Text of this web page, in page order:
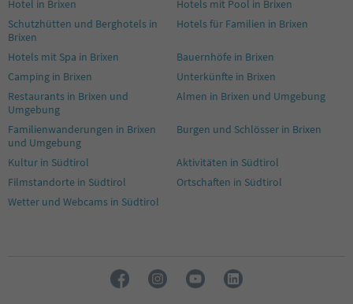
Hotel in Brixen
Hotels mit Pool in Brixen
Schutzhütten und Berghotels in
Brixen
Hotels für Familien in Brixen
Hotels mit Spa in Brixen
Bauernhöfe in Brixen
Camping in Brixen
Unterkünfte in Brixen
Restaurants in Brixen und
Umgebung
Almen in Brixen und Umgebung
Familienwanderungen in Brixen
und Umgebung
Burgen und Schlösser in Brixen
Kultur in Südtirol
Aktivitäten in Südtirol
Filmstandorte in Südtirol
Ortschaften in Südtirol
Wetter und Webcams in Südtirol